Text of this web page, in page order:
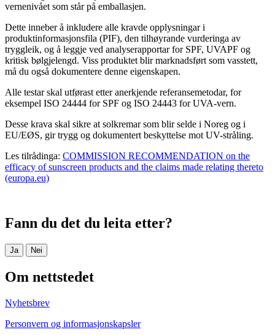
vernenivået som står på emballasjen.
Dette inneber å inkludere alle kravde opplysningar i
produktinformasjonsfila (PIF), den tilhøyrande vurderinga av
tryggleik, og å leggje ved analyserapportar for SPF, UVAPF og
kritisk bølgjelengd. Viss produktet blir marknadsført som vasstett,
må du også dokumentere denne eigenskapen.
Alle testar skal utførast etter anerkjende referansemetodar, for
eksempel ISO 24444 for SPF og ISO 24443 for UVA-vern.
Desse krava skal sikre at solkremar som blir selde i Noreg og i
EU/EØS, gir trygg og dokumentert beskyttelse mot UV-stråling.
Les tilrådinga: COMMISSION RECOMMENDATION on the
efficacy of sunscreen products and the claims made relating thereto
(europa.eu)
Fann du det du leita etter?
Ja Nei
Om nettstedet
Nyhetsbrev
Personvern og informasjonskapsler